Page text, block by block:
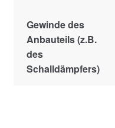
Gewinde des
Anbauteils (z.B.
des
Schalldämpfers)